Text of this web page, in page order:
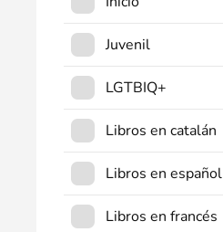
Juvenil
LGTBIQ+
Libros en catalán
Libros en español
Libros en francés